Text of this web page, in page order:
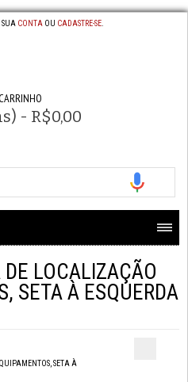
SUA CONTA OU CADASTRE-SE.
- R$0,00
LOCALIZAÇÃO
SETA À ESQUERDA
SETA À